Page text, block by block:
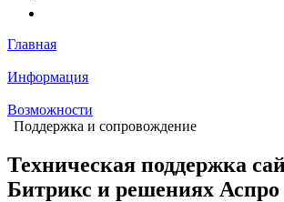
Главная
Информация
Возможности
Поддержка и сопровождение
Техническая поддержка
Битрикс и решениях Аспро